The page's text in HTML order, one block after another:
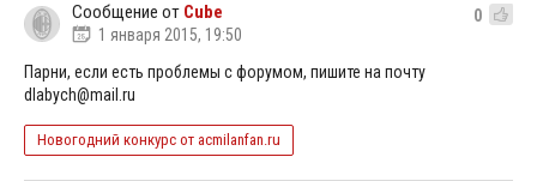
Сообщение от Cube
1 января 2015, 19:50
0
Парни, если есть проблемы с форумом, пишите на почту
dlabych@mail.ru
Новогодний конкурс от acmilanfan.ru